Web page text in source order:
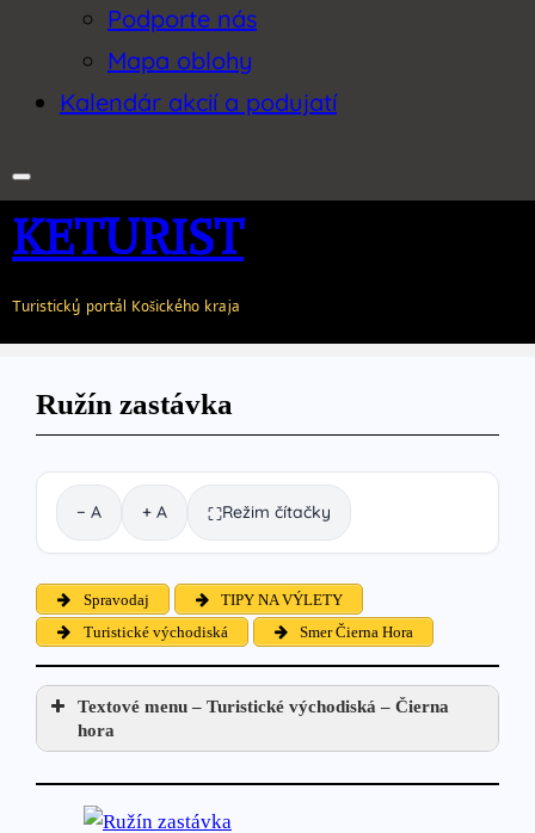
Podporte nás
Mapa oblohy
Kalendár akcií a podujatí
KETURIST
Turistický portál Košického kraja
Ružín zastávka
− A + A ⛶Režim čítačky
Spravodaj
TIPY NA VÝLETY
Turistické východiská
Smer Čierna Hora
Textové menu – Turistické východiská – Čierna
hora
Športovo-rekreačné strediská:
Ružín-Košické Hámre